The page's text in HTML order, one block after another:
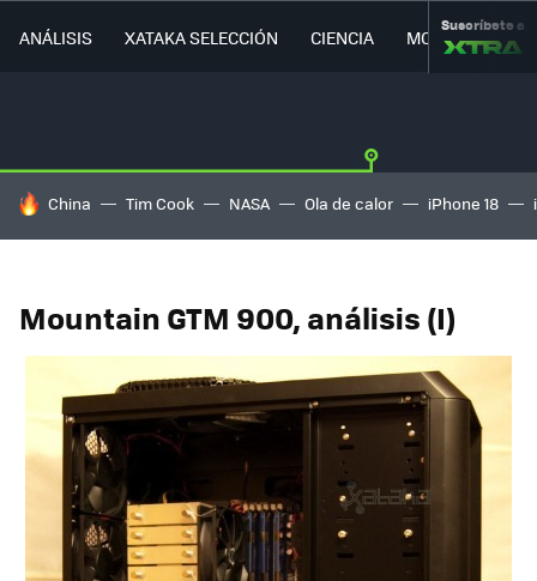
ANÁLISIS XATAKA SELECCIÓN CIENCIA MOVILIDAD
Suscríbete a
HOY SE HABLA DE
China Tim Cook NASA Ola de calor iPhone 18
Mountain GTM 900, análisis (I)